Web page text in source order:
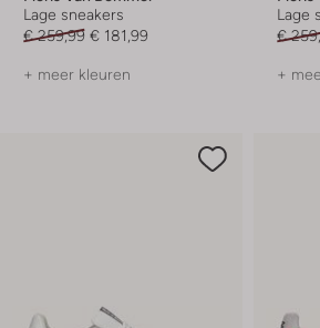
Lage sneakers
€ 259,99 € 181,99
+ meer kleuren
Lage
€
+